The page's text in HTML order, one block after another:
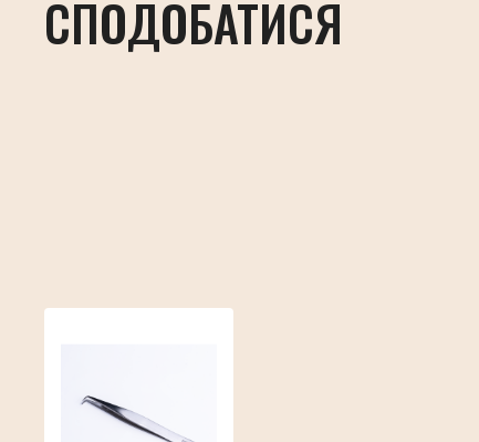
СПОДОБАТИСЯ